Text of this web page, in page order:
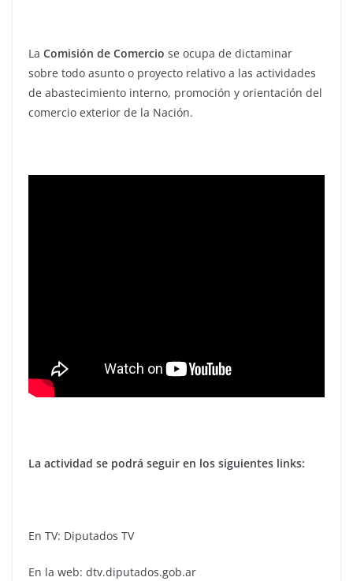
La Comisión de Comercio se ocupa de dictaminar
sobre todo asunto o proyecto relativo a las actividades
de abastecimiento interno, promoción y orientación del
comercio exterior de la Nación.
La actividad se podrá seguir en los siguientes links:
En TV: Diputados TV
En la web: dtv.diputados.gob.ar